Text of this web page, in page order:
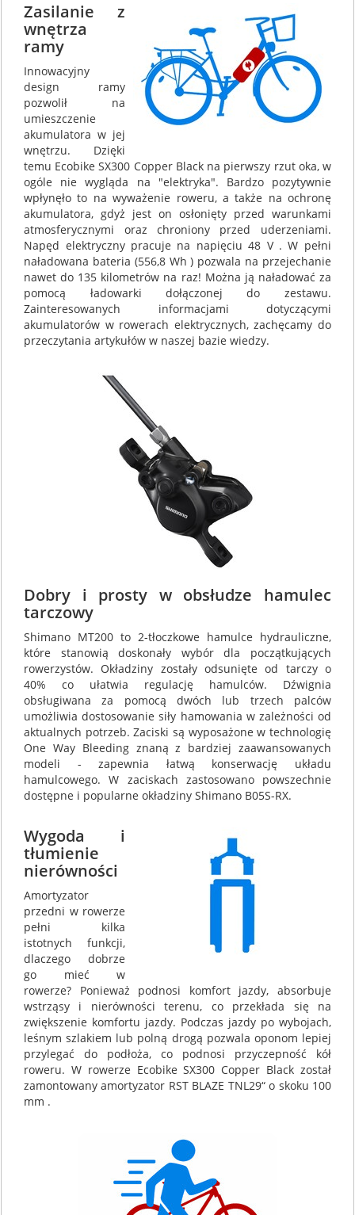
Zasilanie z
wnętrza
ramy
Innowacyjny
design ramy
pozwolił na
umieszczenie
akumulatora w jej
wnętrzu. Dzięki
temu Ecobike SX300 Copper Black na pierwszy rzut oka, w
ogóle nie wygląda na "elektryka". Bardzo pozytywnie
wpłynęło to na wyważenie roweru, a także na ochronę
akumulatora, gdyż jest on osłonięty przed warunkami
atmosferycznymi oraz chroniony przed uderzeniami.
Napęd elektryczny pracuje na napięciu 48 V . W pełni
naładowana bateria (556,8 Wh ) pozwala na przejechanie
nawet do 135 kilometrów na raz! Można ją naładować za
pomocą ładowarki dołączonej do zestawu.
Zainteresowanych informacjami dotyczącymi
akumulatorów w rowerach elektrycznych, zachęcamy do
przeczytania artykułów w naszej bazie wiedzy.
Dobry i prosty w obsłudze hamulec
tarczowy
Shimano MT200 to 2-tłoczkowe hamulce hydrauliczne,
które stanowią doskonały wybór dla początkujących
rowerzystów. Okładziny zostały odsunięte od tarczy o
40% co ułatwia regulację hamulców. Dźwignia
obsługiwana za pomocą dwóch lub trzech palców
umożliwia dostosowanie siły hamowania w zależności od
aktualnych potrzeb. Zaciski są wyposażone w technologię
One Way Bleeding znaną z bardziej zaawansowanych
modeli - zapewnia łatwą konserwację układu
hamulcowego. W zaciskach zastosowano powszechnie
dostępne i popularne okładziny Shimano B05S-RX.
Wygoda i
tłumienie
nierówności
Amortyzator
przedni w rowerze
pełni kilka
istotnych funkcji,
dlaczego dobrze
go mieć w
rowerze? Ponieważ podnosi komfort jazdy, absorbuje
wstrząsy i nierówności terenu, co przekłada się na
zwiększenie komfortu jazdy. Podczas jazdy po wybojach,
leśnym szlakiem lub polną drogą pozwala oponom lepiej
przylegać do podłoża, co podnosi przyczepność kół
roweru. W rowerze Ecobike SX300 Copper Black został
zamontowany amortyzator RST BLAZE TNL29“ o skoku 100
mm .